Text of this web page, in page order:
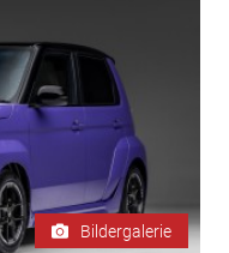
Bildergalerie